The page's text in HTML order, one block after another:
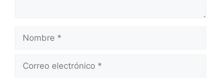
Nombre
Correo